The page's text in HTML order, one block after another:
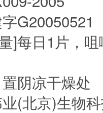
G20050521
]每日1片，
阴凉干燥处
(北京)生物